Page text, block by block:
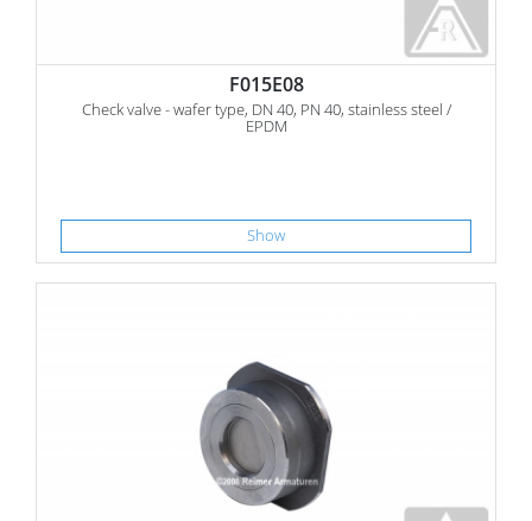
F015E08
Check valve - wafer type, DN 40, PN 40, stainless steel /
EPDM
Show